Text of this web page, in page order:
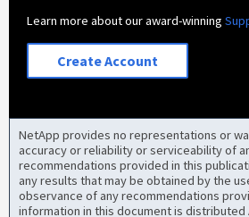
Learn more about our award-winning
Create Account
NetApp provides no representations or
accuracy or reliability or serviceability of
recommendations provided in this
any results that may be obtained by the
observance of any recommendations
information in this document is distributed